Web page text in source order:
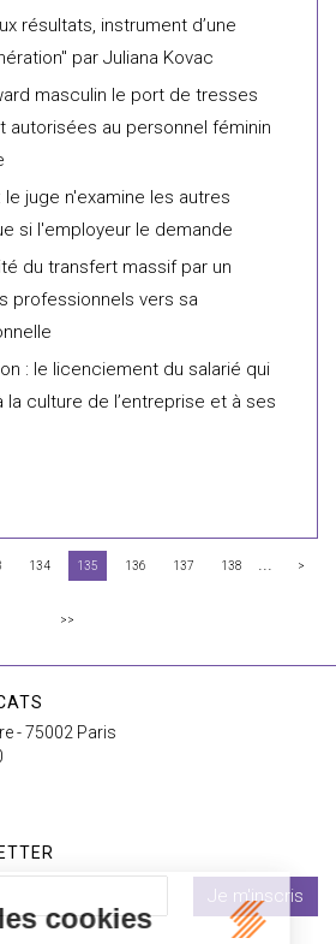
résultats, instrument d’une
par Juliana Kovac
masculin le port de tresses
autorisées au personnel féminin
juge n'examine les autres
si l'employeur le demande
du transfert massif par un
professionnels vers sa
: le licenciement du salarié qui
la culture de l’entreprise et à ses
134 135 136 137 138 ... >
>>
- 75002 Paris
Je m'inscris